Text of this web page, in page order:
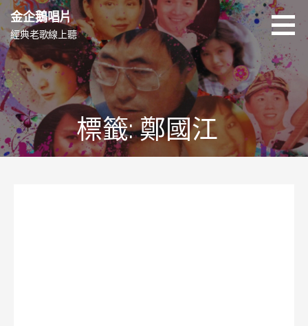
跳
至
主
要
內
容
金企鵝唱片
經典老歌線上聽
標籤: 鄭國江